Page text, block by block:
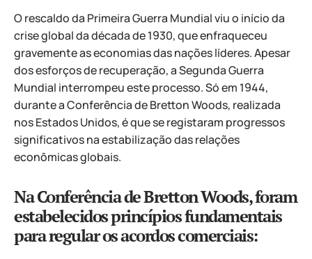
O rescaldo da Primeira Guerra Mundial viu o início da
crise global da década de 1930, que enfraqueceu
gravemente as economias das nações líderes. Apesar
dos esforços de recuperação, a Segunda Guerra
Mundial interrompeu este processo. Só em 1944,
durante a Conferência de Bretton Woods, realizada
nos Estados Unidos, é que se registaram progressos
significativos na estabilização das relações
econômicas globais.
Na Conferência de Bretton Woods, foram
estabelecidos princípios fundamentais
para regular os acordos comerciais: